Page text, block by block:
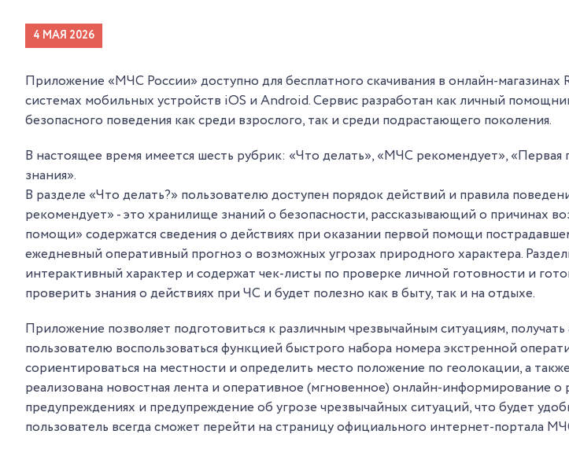
4 МАЯ 2026
Приложение «МЧС России» доступно для бесплатного скачивания в онлайн-
системах мобильных устройств iOS и Android. Сервис разработан как личный
безопасного поведения как среди взрослого, так и среди подрастающего поколения.
В настоящее время имеется шесть рубрик: «Что делать», «МЧС рекомендует»,
знания».
В разделе «Что делать?» пользователю доступен порядок действий и правила
рекомендует» - это хранилище знаний о безопасности, рассказывающий о причинах
помощи» содержатся сведения о действиях при оказании первой помощи
ежедневный оперативный прогноз о возможных угрозах природного характера.
интерактивный характер и содержат чек-листы по проверке личной готовности и
проверить знания о действиях при ЧС и будет полезно как в быту, так и на отдыхе.
Приложение позволяет подготовиться к различным чрезвычайным ситуациям,
пользователю воспользоваться функцией быстрого набора номера экстренной
сориентироваться на местности и определить место положение по геолокации, а
реализована новостная лента и оперативное (мгновенное) онлайн-информирование
предупреждениях и предупреждение об угрозе чрезвычайных ситуаций, что будет
пользователь всегда сможет перейти на страницу официального интернет-портала